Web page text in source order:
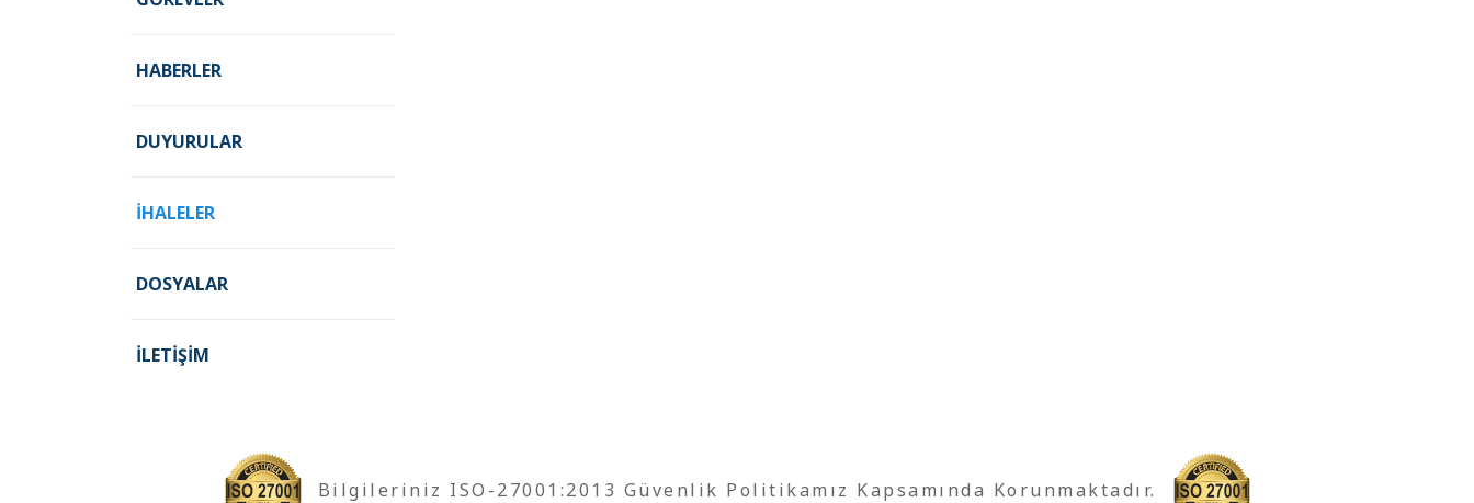
HABERLER
DUYURULAR
İHALELER
DOSYALAR
İLETIŞIM
Bilgileriniz ISO-27001:2013 Güvenlik Politikamız Kapsamında Korunmaktadır.